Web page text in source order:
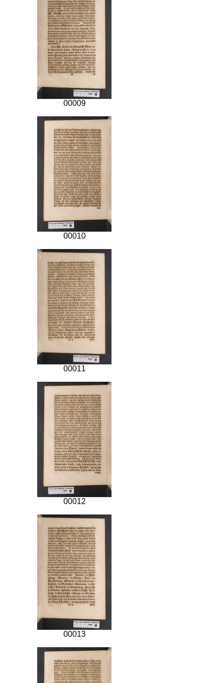
00009
00010
00011
00012
00013